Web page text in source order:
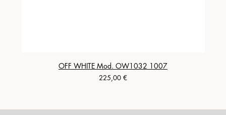
OFF WHITE Mod. OW1032 1007
Prezzo
225,00 €